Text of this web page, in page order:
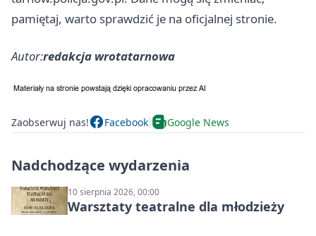
pamiętaj, warto sprawdzić je na oficjalnej stronie.
Autor:redakcja wrotatarnowa
Zaobserwuj nas! Facebook Google News
Nadchodzące wydarzenia
10 sierpnia 2026, 00:00
Warsztaty teatralne dla młodzieży